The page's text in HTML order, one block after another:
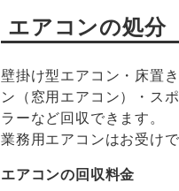
エアコンの処分
壁掛け型エアコン・床置
ン（窓用エアコン）・ス
ラーなど回収できます。
業務用エアコンはお受け
エアコンの回収料金